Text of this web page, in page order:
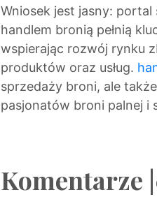
Wniosek jest jasny:
handlem bronią pełnią
wspierając rozwój rynku
produktów oraz usług.
sprzedaży broni, ale
pasjonatów broni palnej i
Komentarze